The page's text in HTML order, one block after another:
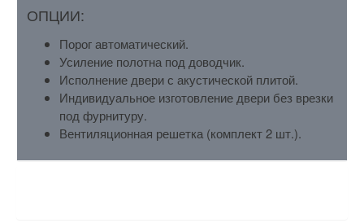
ОПЦИИ:
Порог автоматический.
Усиление полотна под доводчик.
Исполнение двери с акустической плитой.
Индивидуальное изготовление двери без врезки
под фурнитуру.
Вентиляционная решетка (комплект 2 шт.).